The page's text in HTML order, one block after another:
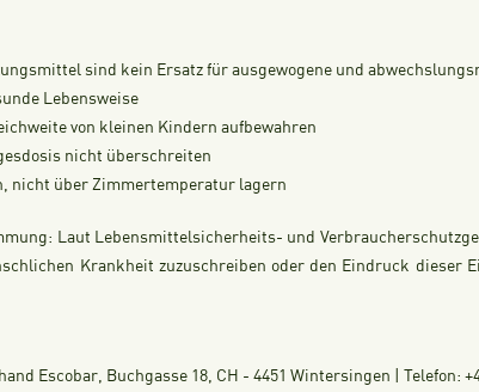
sind kein Ersatz für ausgewogene und
Lebensweise
von kleinen Kindern aufbewahren
nicht überschreiten
nicht über Zimmertemperatur lagern
Laut Lebensmittelsicherheits- und
Krankheit zuzuschreiben oder den Eindruck dieser
Escobar, Buchgasse 18, CH - 4451 Wintersingen | Telefon: